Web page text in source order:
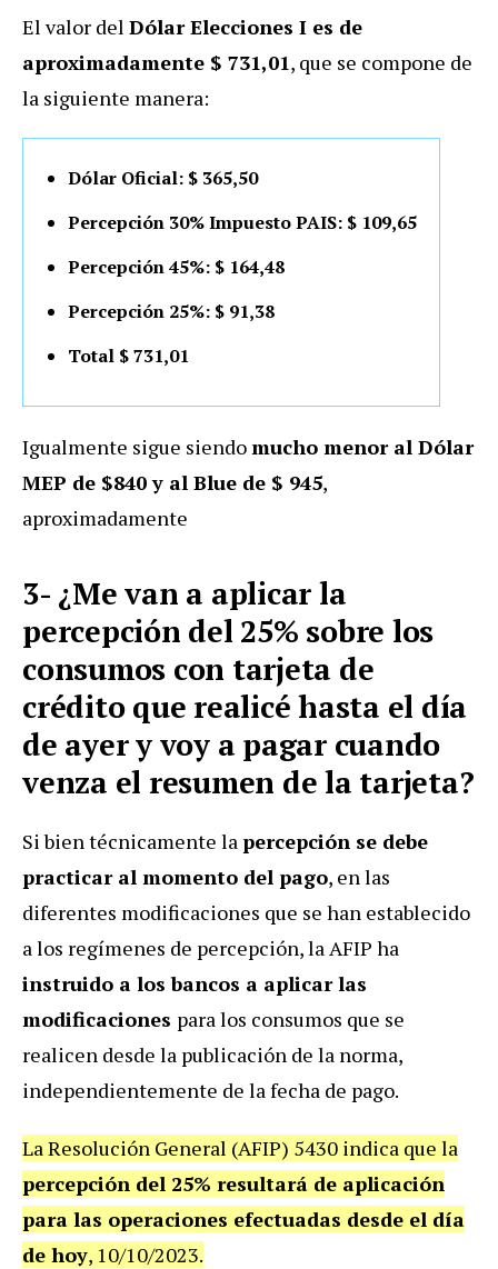
El valor del Dólar Elecciones I es de
aproximadamente $ 731,01, que se compone de
la siguiente manera:
Dólar Oficial: $ 365,50
Percepción 30% Impuesto PAIS: $ 109,65
Percepción 45%: $ 164,48
Percepción 25%: $ 91,38
Total $ 731,01
Igualmente sigue siendomucho menor al Dólar
MEP de $840 y al Blue de $ 945,
aproximadamente
3- ¿Me van a aplicar la
percepción del 25% sobre los
consumos con tarjeta de
crédito que realicé hasta el día
de ayer y voy a pagar cuando
venza el resumen de la tarjeta?
Si bien técnicamente lapercepción se debe
practicar al momento del pago, en las
diferentes modificaciones que se han establecido
a los regímenes de percepción, la AFIP ha
instruido a los bancos a aplicar las
modificaciones para los consumos que se
realicen desde la publicación de la norma,
independientemente de la fecha de pago.
La Resolución General (AFIP) 5430 indica que la
percepción del 25% resultará de aplicación
para las operaciones efectuadas desde el día
de hoy, 10/10/2023.